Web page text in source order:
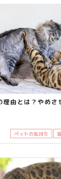
由とは？やめさ
ペットの気持ち 猫